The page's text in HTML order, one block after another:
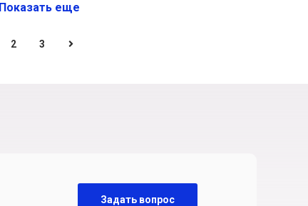
Показать еще
2 3
Задать вопрос